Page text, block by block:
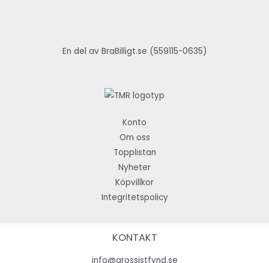
En del av BraBilligt.se (559115-0635)
Konto
Om oss
Topplistan
Nyheter
Köpvillkor
Integritetspolicy
KONTAKT
info@grossistfynd.se